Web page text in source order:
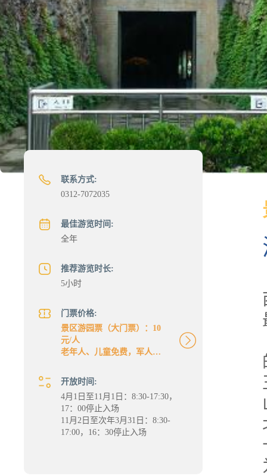
联系方式:
0312-7072035
最佳游览时间:
全年
推荐游览时长:
5小时
门票价格:
景区游园票（大门票）：10
元/人
老年人、儿童免费，军人、
中山靖王刘胜墓和王后窦绾
墓分别为：30元/人
如果合买为：50元/人
缆车：35元/人
滑道：滑道/人
开放时间:
4月1日至11月1日：8:30-17:30，
17：00停止入场
11月2日至次年3月31日：8:30-
17:00，16：30停止入场